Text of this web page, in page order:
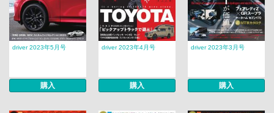
driver 2023年5月号
購入
driver 2023年4月号
購入
driver 2023年3月号
購入